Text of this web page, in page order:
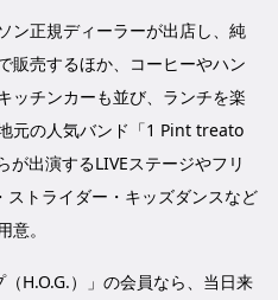
ン正規ディーラーが出店し、純
販売するほか、コーヒーやハン
ッチンカーも並び、ランチを楽
元の人気バンド「1 Pint treato
出演するLIVEステージやフリ
ストライダー・キッズダンスなど
。
H.O.G.）」の会員なら、当日来